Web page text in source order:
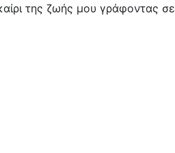
της ζωής μου γράφοντας σε